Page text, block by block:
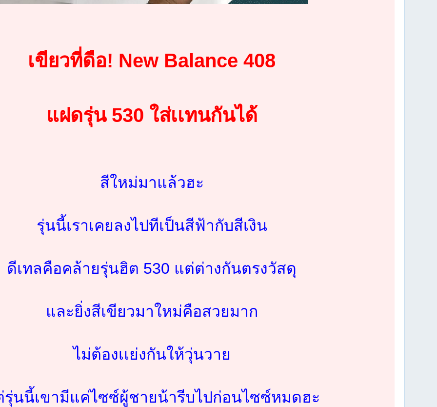
เขียวที่ดือ! New Balance 408
แฝดรุ่น 530 ใส่เเทนกันได้
สีใหม่มาแล้วฮะ
รุ่นนี้เราเคยลงไปทีเป็นสีฟ้ากับสีเงิน
ดีเทลคือคล้ายรุ่นฮิต 530 แต่ต่างกันตรงวัสดุ
และยิ่งสีเขียวมาใหม่คือสวยมาก
ไม่ต้องเเย่งกันให้วุ่นวาย
รุ่นนี้เขามีแค่ไซซ์ผู้ชายน้ารีบไปก่อนไซซ์หมดฮะ